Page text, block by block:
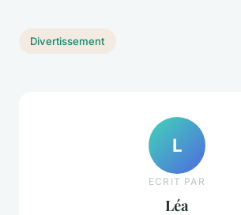
Divertissement
L
ECRIT PAR
Léa